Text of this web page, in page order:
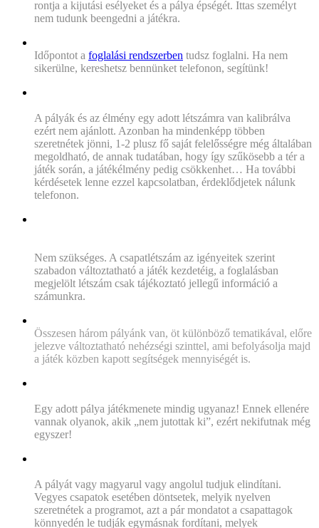
rontja a kijutási esélyeket és a pálya épségét. Ittas személyt
nem tudunk beengedni a játékra.
Időpontot a foglalási rendszerben tudsz foglalni. Ha nem
sikerülne, kereshetsz bennünket telefonon, segítünk!
A pályák és az élmény egy adott létszámra van kalibrálva
ezért nem ajánlott. Azonban ha mindenképp többen
szeretnétek jönni, 1-2 plusz fő saját felelősségre még általában
megoldható, de annak tudatában, hogy így szűkösebb a tér a
játék során, a játékélmény pedig csökkenhet… Ha további
kérdésetek lenne ezzel kapcsolatban, érdeklődjetek nálunk
telefonon.
Nem szükséges. A csapatlétszám az igényeitek szerint
szabadon változtatható a játék kezdetéig, a foglalásban
megjelölt létszám csak tájékoztató jellegű információ a
számunkra.
Összesen három pályánk van, öt különböző tematikával, előre
jelezve változtatható nehézségi szinttel, ami befolyásolja majd
a játék közben kapott segítségek mennyiségét is.
Egy adott pálya játékmenete mindig ugyanaz! Ennek ellenére
vannak olyanok, akik „nem jutottak ki”, ezért nekifutnak még
egyszer!
A pályát vagy magyarul vagy angolul tudjuk elindítani.
Vegyes csapatok esetében döntsetek, melyik nyelven
szeretnétek a programot, azt a pár mondatot a csapattagok
könnyedén le tudják egymásnak fordítani, melyek